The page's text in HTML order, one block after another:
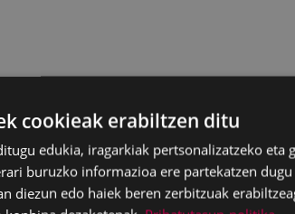
cookieak erabiltzen ditu
edukia, iragarkiak pertsonalizatzeko eta
buruzko informazioa ere partekatzen
diezun edo haiek beren zerbitzuak